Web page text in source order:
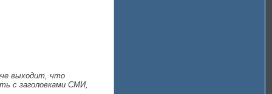
выходит, что
с заголовками СМИ,